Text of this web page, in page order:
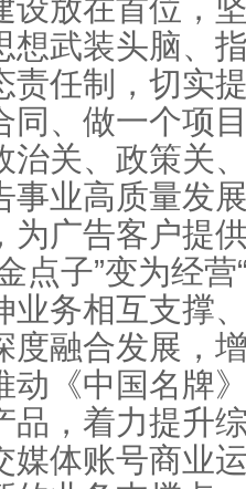
设放在首位，
想武装头脑、
责任制，切实
同、做一个项
治关、政策关
事业高质量发
为广告客户提
点子”变为经
业务相互支撑
度融合发展，
动《中国名牌
品，着力提升
媒体账号商业